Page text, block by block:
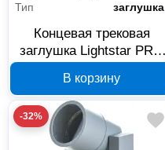
Тип
заглушка
Концевая трековая
заглушка Lightstar PRO
В корзину
-32%